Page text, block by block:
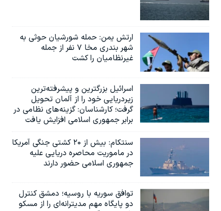
ارتش یمن: حمله شورشیان حوثی به
شهر بندری مخا ۷ نفر از جمله
غیرنظامیان را کشت
اسرائيل بزرگترین و پیشرفته‌ترین
زیردریایی خود را از آلمان تحویل
گرفت؛ کارشناسان: گزینه‌های نظامی در
برابر جمهوری اسلامی افزایش یافت
سنتکام: بیش از ۲۰ کشتی جنگی آمریکا
در ماموریت محاصره دریایی علیه
جمهوری اسلامی حضور دارند
توافق سوریه با روسیه؛ دمشق کنترل
دو پایگاه مهم مدیترانه‌ای را از مسکو